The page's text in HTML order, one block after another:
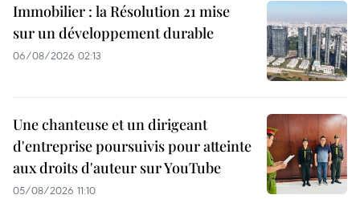
Immobilier : la Résolution 21 mise
sur un développement durable
06/08/2026 02:13
Une chanteuse et un dirigeant
d'entreprise poursuivis pour atteinte
aux droits d'auteur sur YouTube
05/08/2026 11:10